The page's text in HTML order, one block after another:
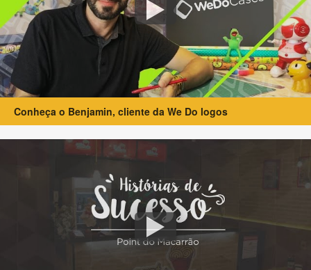
Conheça o Benjamin, cliente da We Do logos